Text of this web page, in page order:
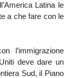
Latina le
a che fare con le
l’immigrazione
deve dare un
Sud, il Piano